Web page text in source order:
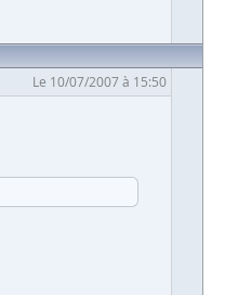
Le 10/07/2007 à 15:50